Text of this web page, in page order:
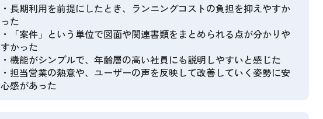
・長期利用を前提にしたとき、ランニングコストの負担を抑えやすか
った
・「案件」という単位で図面や関連書類をまとめられる点が分かりや
すかった
・機能がシンプルで、年齢層の高い社員にも説明しやすいと感じた
・担当営業の熱意や、ユーザーの声を反映して改善していく姿勢に安
心感があった